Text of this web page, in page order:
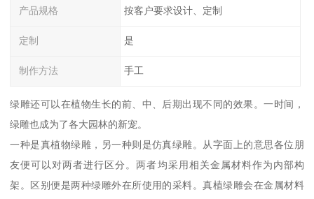
产品规格 按客户要求设计、定制
定制 是
制作方法 手工
绿雕还可以在植物生长的前、中、后期出现不同的效果。一时间，
绿雕也成为了各大园林的新宠。
一种是真植物绿雕，另一种则是仿真绿雕。从字面上的意思各位朋
友便可以对两者进行区分。两者均采用相关金属材料作为内部构
架。区别便是两种绿雕外在所使用的采料。真植绿雕会在金属材料